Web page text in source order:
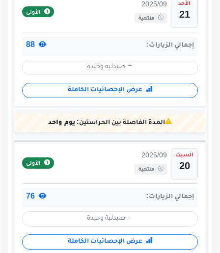
الأحد
21
2025/09
منتهية
الأولى
إجمالي الزيارات:
صيدلية وحيدة
عرض الإحصائيات الكاملة
المدة الفاصلة بين الحراستين: يوم واحد
السبت
20
2025/09
منتهية
الأولى
إجمالي الزيارات:
صيدلية وحيدة
عرض الإحصائيات الكاملة